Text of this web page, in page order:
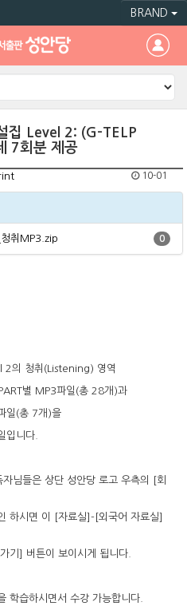
BRAND
집 Level 2: (G-TELP
7회분 제공
10-01
청취MP3.zip 0
2의 청취(Listening) 영역
별 MP3파일(총 28개)과
일(총 7개)을
입니다.
님들은 상단 성안당 로고 우측의 [회
하시면 이 [자료실]-[외국어 자료실]
기] 버튼이 보이시게 됩니다.
학습하시면서 수강 가능합니다.